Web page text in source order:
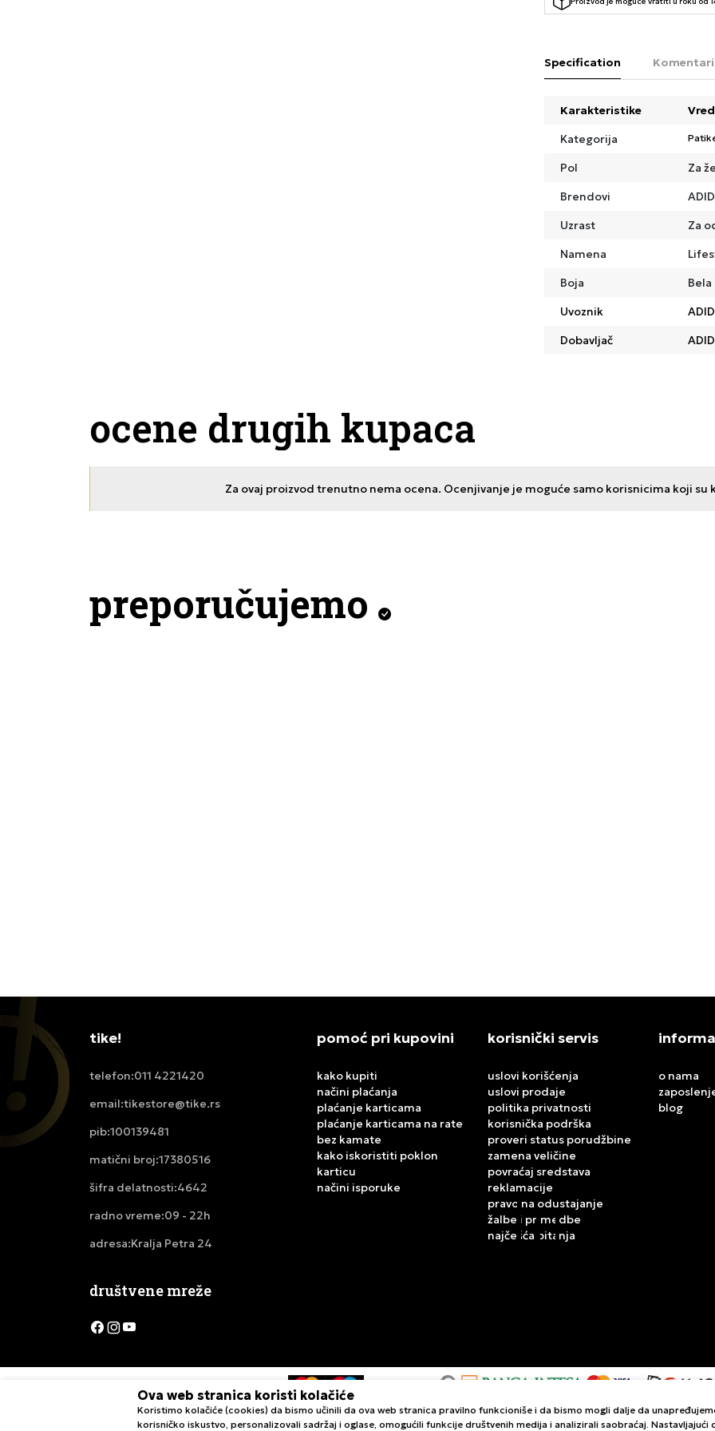
Specification Komentari
Karakteristike
Kategorija
Pol
Za
Brendovi
Uzrast
Za
Namena
Boja
Bela
Uvoznik
Dobavljač
ocene drugih kupaca
Za ovaj proizvod trenutno nema ocena. Ocenjivanje je moguće samo korisnicima koji su
preporučujemo
tike!
telefon:011 4221420
email:tikestore@tike.rs
pib:100139481
matični broj:17380516
šifra delatnosti:4642
radno vreme:09 - 22h
adresa:Kralja Petra 24
pomoć pri kupovini
kako kupiti
načini plaćanja
plaćanje karticama
plaćanje karticama na rate
bez kamate
kako iskoristiti poklon
karticu
načini isporuke
korisnički servis
uslovi korišćenja
uslovi prodaje
politika privatnosti
korisnička podrška
proveri status porudžbine
zamena veličine
povraćaj sredstava
reklamacije
pravo na odustajanje
žalbe i primedbe
najčešća pitanja
o nama
blog
društvene mreže
Nastojimo da budemo što precizniji u opisu proizvoda, prikazu slika i samih cena, ali ne možemo garantovati da su sve informacije
Ova web stranica koristi kolačiće
Koristimo kolačiće (cookies) da bismo učinili da ova web stranica pravilno funkcioniše i da bismo mogli dalje da
korisničko iskustvo, personalizovali sadržaj i oglase, omogućili funkcije društvenih medija i analizirali saobraćaj.